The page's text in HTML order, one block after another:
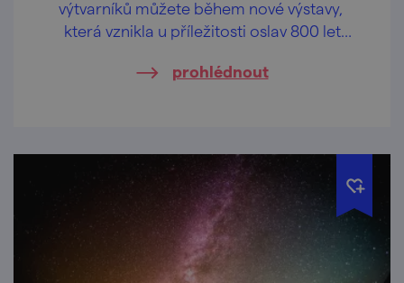
výtvarníků můžete během nové výstavy,
která vznikla u příležitosti oslav 800 let
prohlédnout